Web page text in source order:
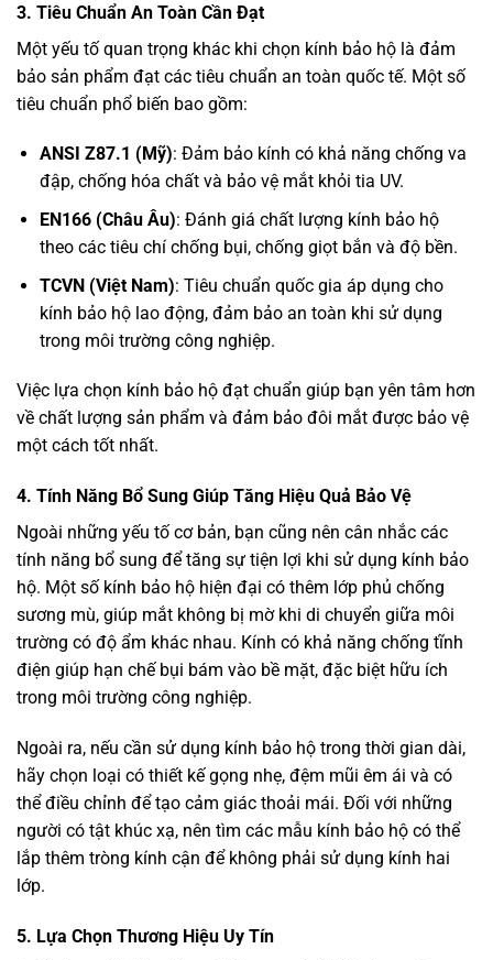
3. Tiêu Chuẩn An Toàn Cần Đạt
Một yếu tố quan trọng khác khi chọn kính bảo hộ là đảm
bảo sản phẩm đạt các tiêu chuẩn an toàn quốc tế. Một số
tiêu chuẩn phổ biến bao gồm:
ANSI Z87.1 (Mỹ): Đảm bảo kính có khả năng chống va
đập, chống hóa chất và bảo vệ mắt khỏi tia UV.
EN166 (Châu Âu): Đánh giá chất lượng kính bảo hộ
theo các tiêu chí chống bụi, chống giọt bắn và độ bền.
TCVN (Việt Nam): Tiêu chuẩn quốc gia áp dụng cho
kính bảo hộ lao động, đảm bảo an toàn khi sử dụng
trong môi trường công nghiệp.
Việc lựa chọn kính bảo hộ đạt chuẩn giúp bạn yên tâm hơn
về chất lượng sản phẩm và đảm bảo đôi mắt được bảo vệ
một cách tốt nhất.
4. Tính Năng Bổ Sung Giúp Tăng Hiệu Quả Bảo Vệ
Ngoài những yếu tố cơ bản, bạn cũng nên cân nhắc các
tính năng bổ sung để tăng sự tiện lợi khi sử dụng kính bảo
hộ. Một số kính bảo hộ hiện đại có thêm lớp phủ chống
sương mù, giúp mắt không bị mờ khi di chuyển giữa môi
trường có độ ẩm khác nhau. Kính có khả năng chống tĩnh
điện giúp hạn chế bụi bám vào bề mặt, đặc biệt hữu ích
trong môi trường công nghiệp.
Ngoài ra, nếu cần sử dụng kính bảo hộ trong thời gian dài,
hãy chọn loại có thiết kế gọng nhẹ, đệm mũi êm ái và có
thể điều chỉnh để tạo cảm giác thoải mái. Đối với những
người có tật khúc xạ, nên tìm các mẫu kính bảo hộ có thể
lắp thêm tròng kính cận để không phải sử dụng kính hai
lớp.
5. Lựa Chọn Thương Hiệu Uy Tín